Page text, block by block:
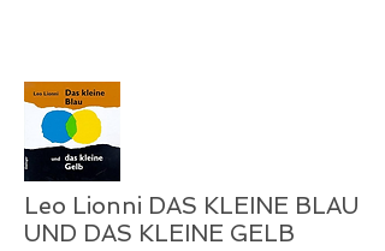
Leo Lionni DAS KLEINE BLAU
UND DAS KLEINE GELB